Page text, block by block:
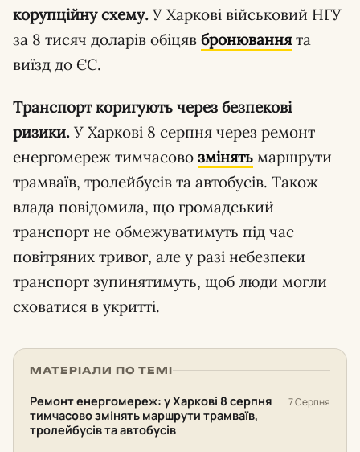
корупційну схему. У Харкові військовий НГУ
за 8 тисяч доларів обіцяв бронюваннята
виїзд до ЄС.
Транспорт коригують через безпекові
ризики. У Харкові 8 серпня через ремонт
енергомереж тимчасово змінять маршрути
трамваїв, тролейбусів та автобусів. Також
влада повідомила, що громадський
транспорт не обмежуватимуть під час
повітряних тривог, але у разі небезпеки
транспорт зупинятимуть, щоб люди могли
сховатися в укритті.
МАТЕРІАЛИ ПО ТЕМІ
Ремонт енергомереж: у Харкові 8 серпня
тимчасово змінять маршрути трамваїв,
тролейбусів та автобусів
7 Серпня